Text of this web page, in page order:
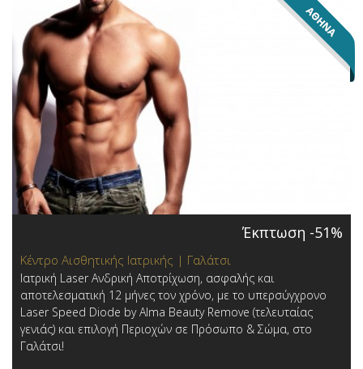
Έκπτωση -51%
Κέντρο Αισθητικής Ιατρικής | Γαλάτσι
Ιατρική Laser Ανδρική Αποτρίχωση, ασφαλής και
αποτελεσματική 12 μήνες τον χρόνο, με το υπερσύγχρονο
Laser Speed Diode by Alma Beauty Remove (τελευταίας
γενιάς) και επιλογή Περιοχών σε Πρόσωπο & Σώμα, στο
Γαλάτσι!